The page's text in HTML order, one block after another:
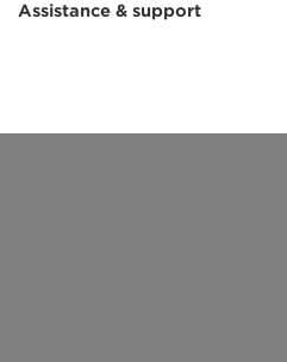
Assistance & support